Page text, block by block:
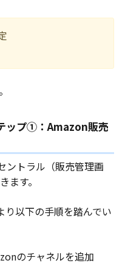
ップ①：Amazon販売
ントラル（販売管理画
ます。
以下の手順を踏んでい
のチャネルを追加